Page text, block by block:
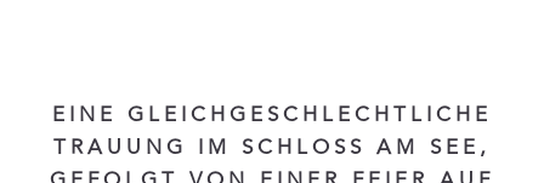
EINE GLEICHGESCHLECHTLICHE
TRAUUNG IM SCHLOSS AM SEE,